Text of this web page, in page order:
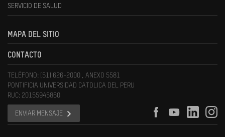
SERVICIO DE SALUD
MAPA DEL SITIO
CONTACTO
TELÉFONO: (51) 626-2000 , ANEXO 5581
PONTIFICIA UNIVERSIDAD CATOLICA DEL PERU
RUC: 20155945860
ENVIAR MENSAJE